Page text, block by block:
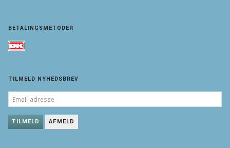
BETALINGSMETODER
TILMELD NYHEDSBREV
EMAIL-
ADRESSE
TILMELD AFMELD